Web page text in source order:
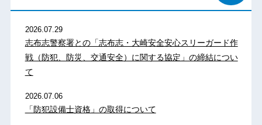
2026.07.29
志布志警察署との「志布志・大崎安全安心スリーガード作
戦（防犯、防災、交通安全）に関する協定」の締結につい
て
2026.07.06
「防犯設備士資格」の取得について